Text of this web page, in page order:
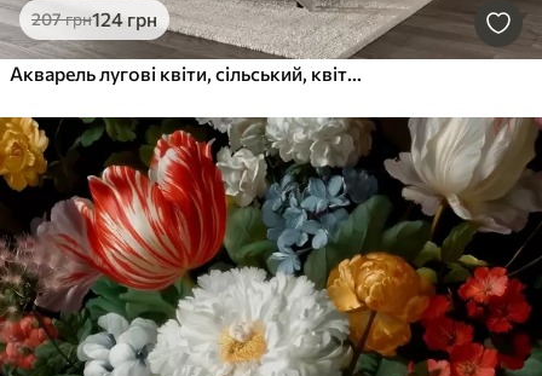
207грн124 грн
Акварель лугові квіти, сільський, квіткова композиція, простий малюнок, бежевий, оранжевий, синій